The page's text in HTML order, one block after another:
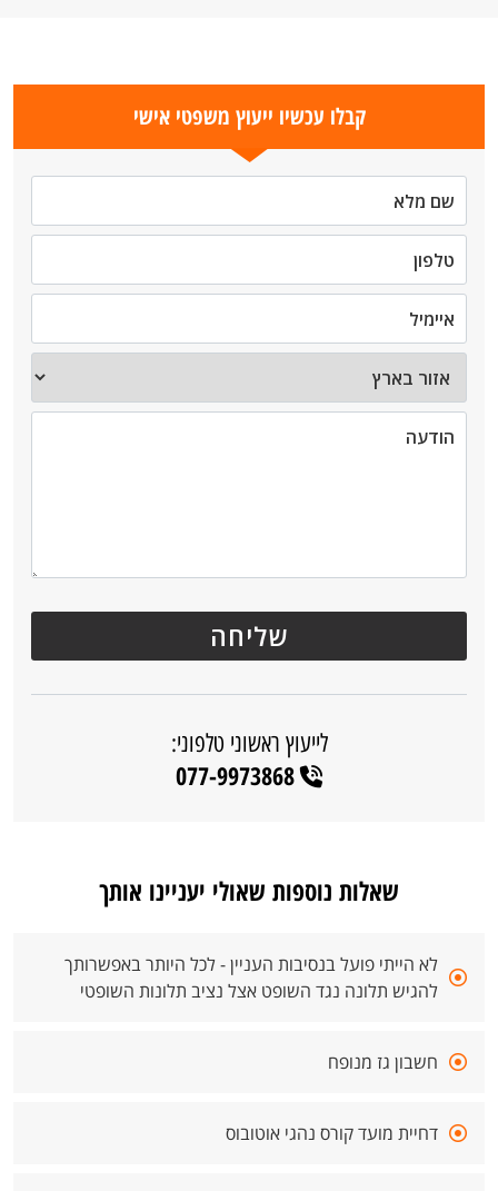
קבלו עכשיו ייעוץ משפטי אישי
לייעוץ ראשוני טלפוני:
077-9973868
שאלות נוספות שאולי יעניינו אותך
לא הייתי פועל בנסיבות העניין - לכל היותר באפשרותך
להגיש תלונה נגד השופט אצל נציב תלונות השופטי
חשבון גז מנופח
דחיית מועד קורס נהגי אוטובוס